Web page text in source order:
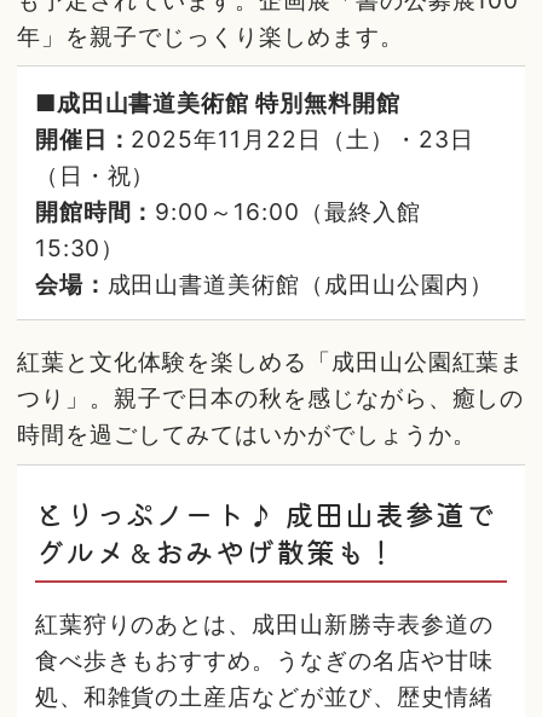
年」を親子でじっくり楽しめます。
■成田山書道美術館 特別無料開館
開催日： 2025年11月22日（土）・23日
（日・祝）
開館時間： 9:00～16:00（最終入館
15:30）
会場： 成田山書道美術館（成田山公園内）
紅葉と文化体験を楽しめる「成田山公園紅葉ま
つり」。親子で日本の秋を感じながら、癒しの
時間を過ごしてみてはいかがでしょうか。
とりっぷノート♪ 成田山表参道で
グルメ＆おみやげ散策も！
紅葉狩りのあとは、成田山新勝寺表参道の
食べ歩きもおすすめ。うなぎの名店や甘味
処、和雑貨の土産店などが並び、歴史情緒